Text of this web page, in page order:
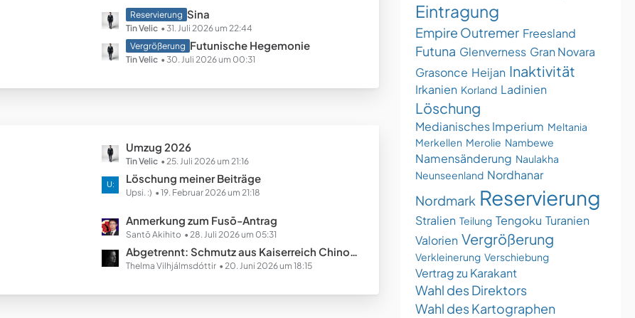
e
e
B
e
i
r
L
e
t
z
e
ä
e
Reservierung Sina
Tin Velic
31. Juli 2026 um 22:44
Vergrößerung Futunische Hegemonie
Tin Velic 30. Juli 2026 um 00:31
L
e
t
z
e
Umzug 2026
Tin Velic 25. Juli 2026 um 21:16
Löschung meiner Beiträge
Upsi. :) 19. Februar 2026 um 21:18
L
e
t
z
e
Anmerkung zum Fusō-Antrag
Santō Akihito 28. Juli 2026 um 05:31
Abgetrennt: Schmutz aus Kaiserreich Chinopien (Ausgestaltungsstaat)
Thelma Vilhjálmsdóttir 20. Juni 2026 um 18:15
Eintragung
Empire Outremer Freesland
Futuna Glenverness Gran Novara
Grasonce Heijan Inaktivität
Irkanien Korland Ladinien
Löschung
Medianisches Imperium Meltania
Merkellen Merolie Nambewe
Namensänderung Naulakha
Neunseenland Nordhanar
Nordmark Reservierung
Stralien Teilung Tengoku Turanien
Valorien Vergrößerung
Verkleinerung Verschiebung
Vertrag zu Karakant
Wahl des Direktors
Wahl des Kartographen